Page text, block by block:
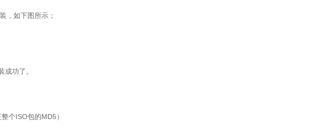
，如下图所示；
功了。
个ISO包的MD5）